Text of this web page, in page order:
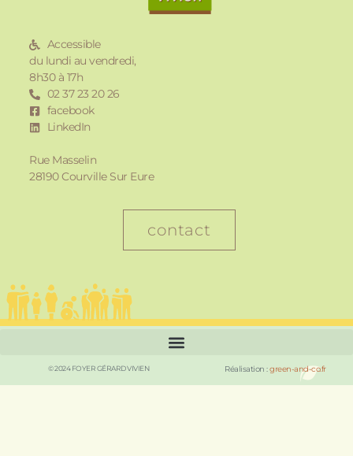
Accessible
du lundi au vendredi,
8h30 à 17h
02 37 23 20 26
facebook
LinkedIn
Rue Masselin
28190 Courville Sur Eure
contact
© 2024 FOYER GÉRARD VIVIEN Réalisation :green-and-co.fr